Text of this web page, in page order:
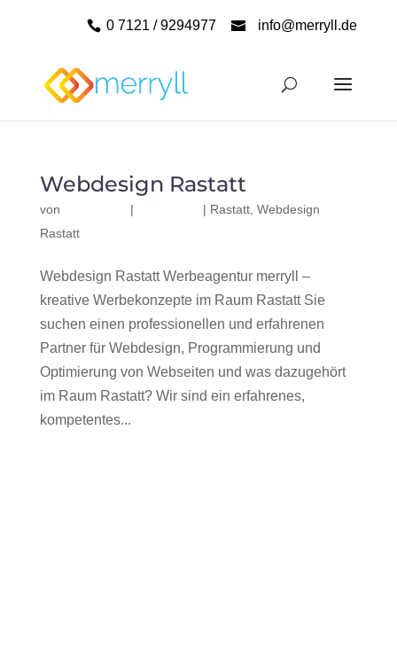
0 7121 / 9294977 info@merryll.de
Webdesign Rastatt
von | | Rastatt, Webdesign
Rastatt
Webdesign Rastatt Werbeagentur merryll –
kreative Werbekonzepte im Raum Rastatt Sie
suchen einen professionellen und erfahrenen
Partner für Webdesign, Programmierung und
Optimierung von Webseiten und was dazugehört
im Raum Rastatt? Wir sind ein erfahrenes,
kompetentes...